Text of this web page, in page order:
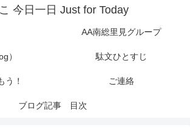
今日一日 Just for Today
AA南総里見グループ
） 駄文ひとすじ
う！ ご連絡
ブログ記事 目次